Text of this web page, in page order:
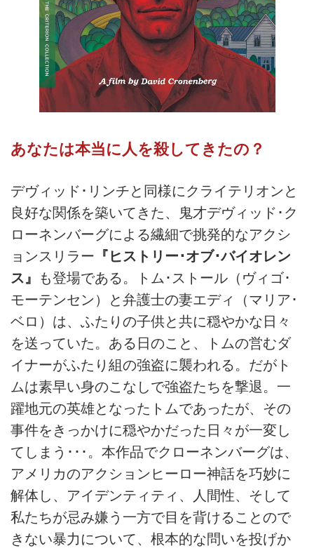
あなたは本当に人を殺してきたの？
デヴィッド･リンチと同様にクライテリオンと
良好な関係を築いてきた、鬼才デヴィッド･ク
ローネンバーグによる繊細で挑発的なアクシ
ョンスリラー 『ヒストリー･オブ･バイオレン
ス』
も登場である。トム･ストール（ヴィゴ･
モーテンセン）と弁護士の妻エディ（マリア･
ベロ）は、ふたりの子供と共に穏やかな日々
を送っていた。ある日のこと、トムの営むダ
イナーがふたり組の強盗に襲われる。だがト
ムは素早い身のこなしで強盗たちを撃退。一
躍地元の英雄となったトムであったが、その
事件をきっかけに穏やかだった日々が一変し
てしまう･･･。本作品でクローネンバーグは、
アメリカのアクションヒーロー神話を巧妙に
解体し、アイデンティティ、人間性、そして
私たちが忌み嫌う一方で目を背けることので
きない暴力について、根本的な問いを投げか